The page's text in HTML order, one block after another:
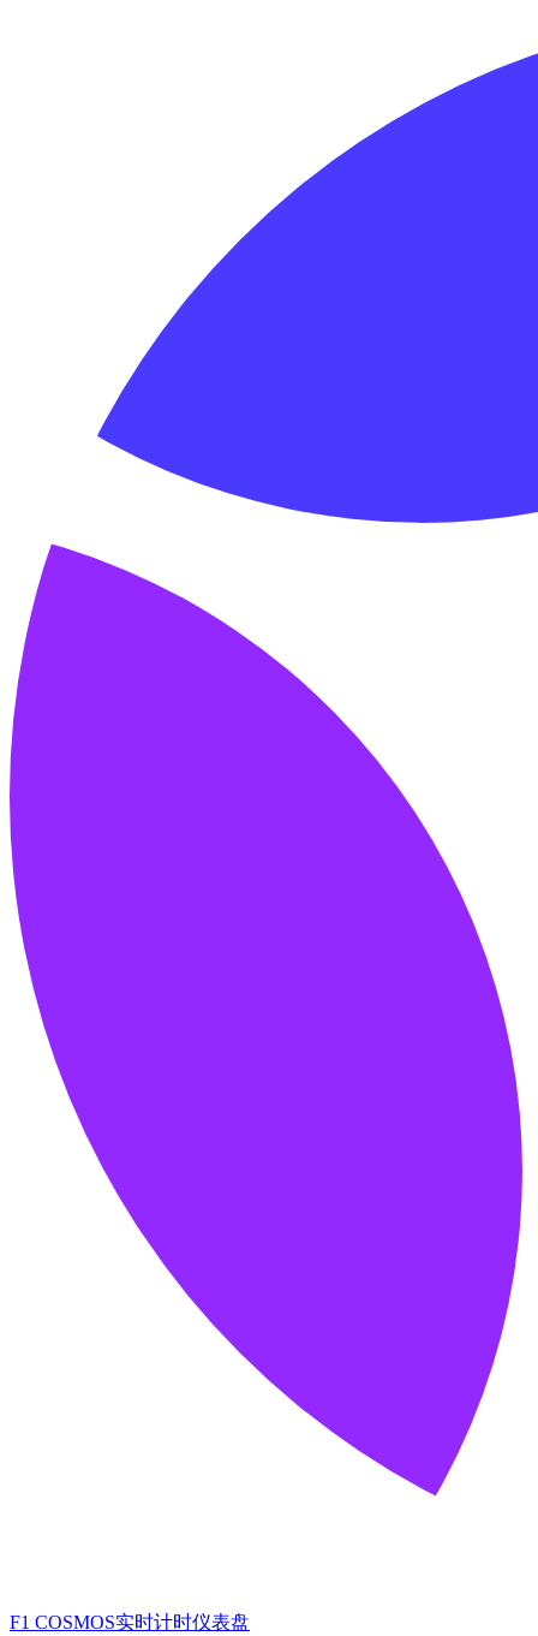
F1 COSMOS实时计时仪表盘